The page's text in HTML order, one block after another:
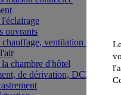
ouvrants
ventilation et
chambre d'hôtel
de dérivation, DCL et